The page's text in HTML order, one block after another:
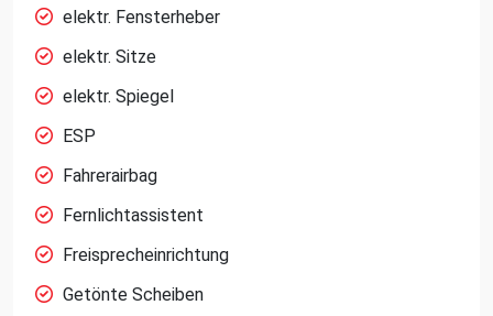
elektr. Fensterheber
elektr. Sitze
elektr. Spiegel
ESP
Fahrerairbag
Fernlichtassistent
Freisprecheinrichtung
Getönte Scheiben